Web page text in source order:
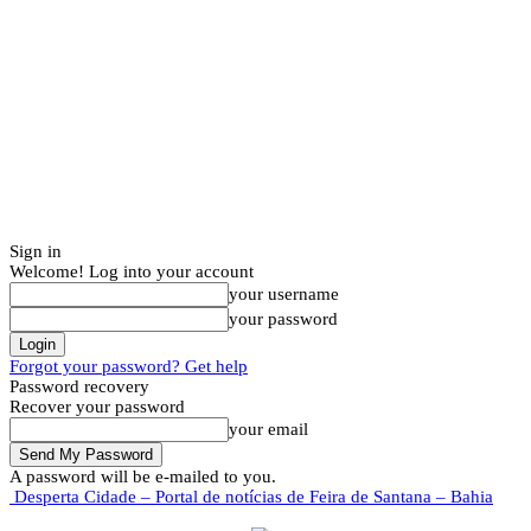
Sign in
Welcome! Log into your account
your username
your password
Forgot your password? Get help
Password recovery
Recover your password
your email
A password will be e-mailed to you.
Desperta Cidade – Portal de notícias de Feira de Santana – Bahia